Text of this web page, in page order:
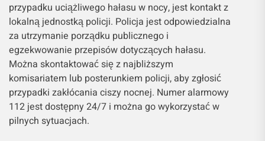
przypadku uciążliwego hałasu w nocy, jest kontakt z
lokalną jednostką policji. Policja jest odpowiedzialna
za utrzymanie porządku publicznego i
egzekwowanie przepisów dotyczących hałasu.
Można skontaktować się z najbliższym
komisariatem lub posterunkiem policji, aby zgłosić
przypadki zakłócania ciszy nocnej. Numer alarmowy
112 jest dostępny 24/7 i można go wykorzystać w
pilnych sytuacjach.